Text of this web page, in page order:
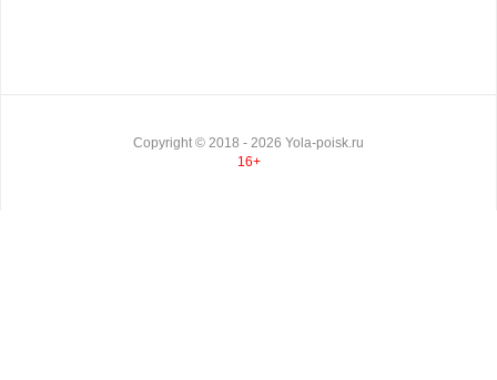
Copyright © 2018 - 2026 Yola-poisk.ru
16+